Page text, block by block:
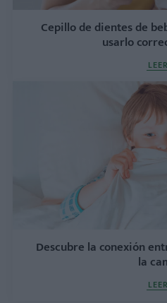
Cepillo de dientes de
usarlo
LEER
Descubre la conexión
la
LEER